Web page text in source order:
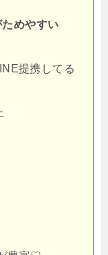
めやすい
提携してる